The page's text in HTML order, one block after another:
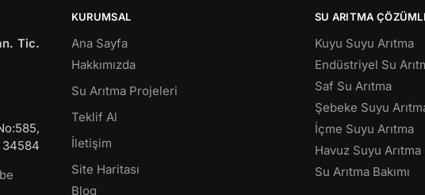
Tic.
34584
KURUMSAL
Ana Sayfa
Hakkımızda
Su Arıtma Projeleri
Teklif Al
İletişim
Site Haritası
Blog
SU ARITMA
Kuyu Suyu Arıtma
Endüstriyel Su
Saf Su Arıtma
Şebeke Suyu
İçme Suyu Arıtma
Havuz Suyu Arıtma
Su Arıtma Bakımı